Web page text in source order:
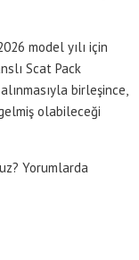
model yılı için
Scat Pack
birleşince,
olabileceği
Yorumlarda